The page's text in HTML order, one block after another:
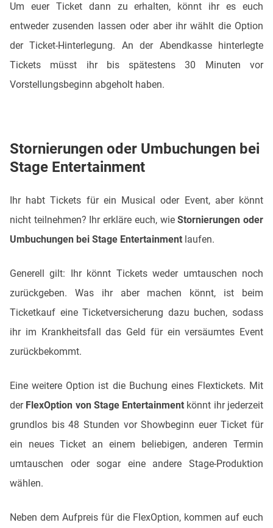
Um euer Ticket dann zu erhalten, könnt ihr es euch
entweder zusenden lassen oder aber ihr wählt die Option
der Ticket-Hinterlegung. An der Abendkasse hinterlegte
Tickets müsst ihr bis spätestens 30 Minuten vor
Vorstellungsbeginn abgeholt haben.
Stornierungen oder Umbuchungen bei
Stage Entertainment
Ihr habt Tickets für ein Musical oder Event, aber könnt
nicht teilnehmen? Ihr erkläre euch, wieStornierungen oder
Umbuchungen bei Stage Entertainment laufen.
Generell gilt: Ihr könnt Tickets weder umtauschen noch
zurückgeben. Was ihr aber machen könnt, ist beim
Ticketkauf eine Ticketversicherung dazu buchen, sodass
ihr im Krankheitsfall das Geld für ein versäumtes Event
zurückbekommt.
Eine weitere Option ist die Buchung eines Flextickets. Mit
der FlexOption von Stage Entertainment könnt ihr jederzeit
grundlos bis 48 Stunden vor Showbeginn euer Ticket für
ein neues Ticket an einem beliebigen, anderen Termin
umtauschen oder sogar eine andere Stage-Produktion
wählen.
Neben dem Aufpreis für die FlexOption, kommen auf euch